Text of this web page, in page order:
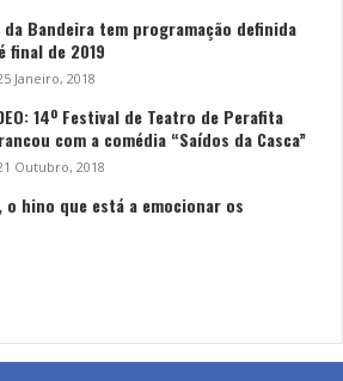
da Bandeira tem programação definida
final de 2019
Janeiro, 2018
14º Festival de Teatro de Perafita
com a comédia “Saídos da Casca”
Outubro, 2018
o hino que está a emocionar os